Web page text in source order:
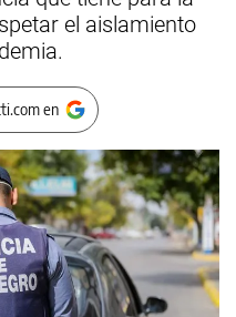
el aislamiento
en